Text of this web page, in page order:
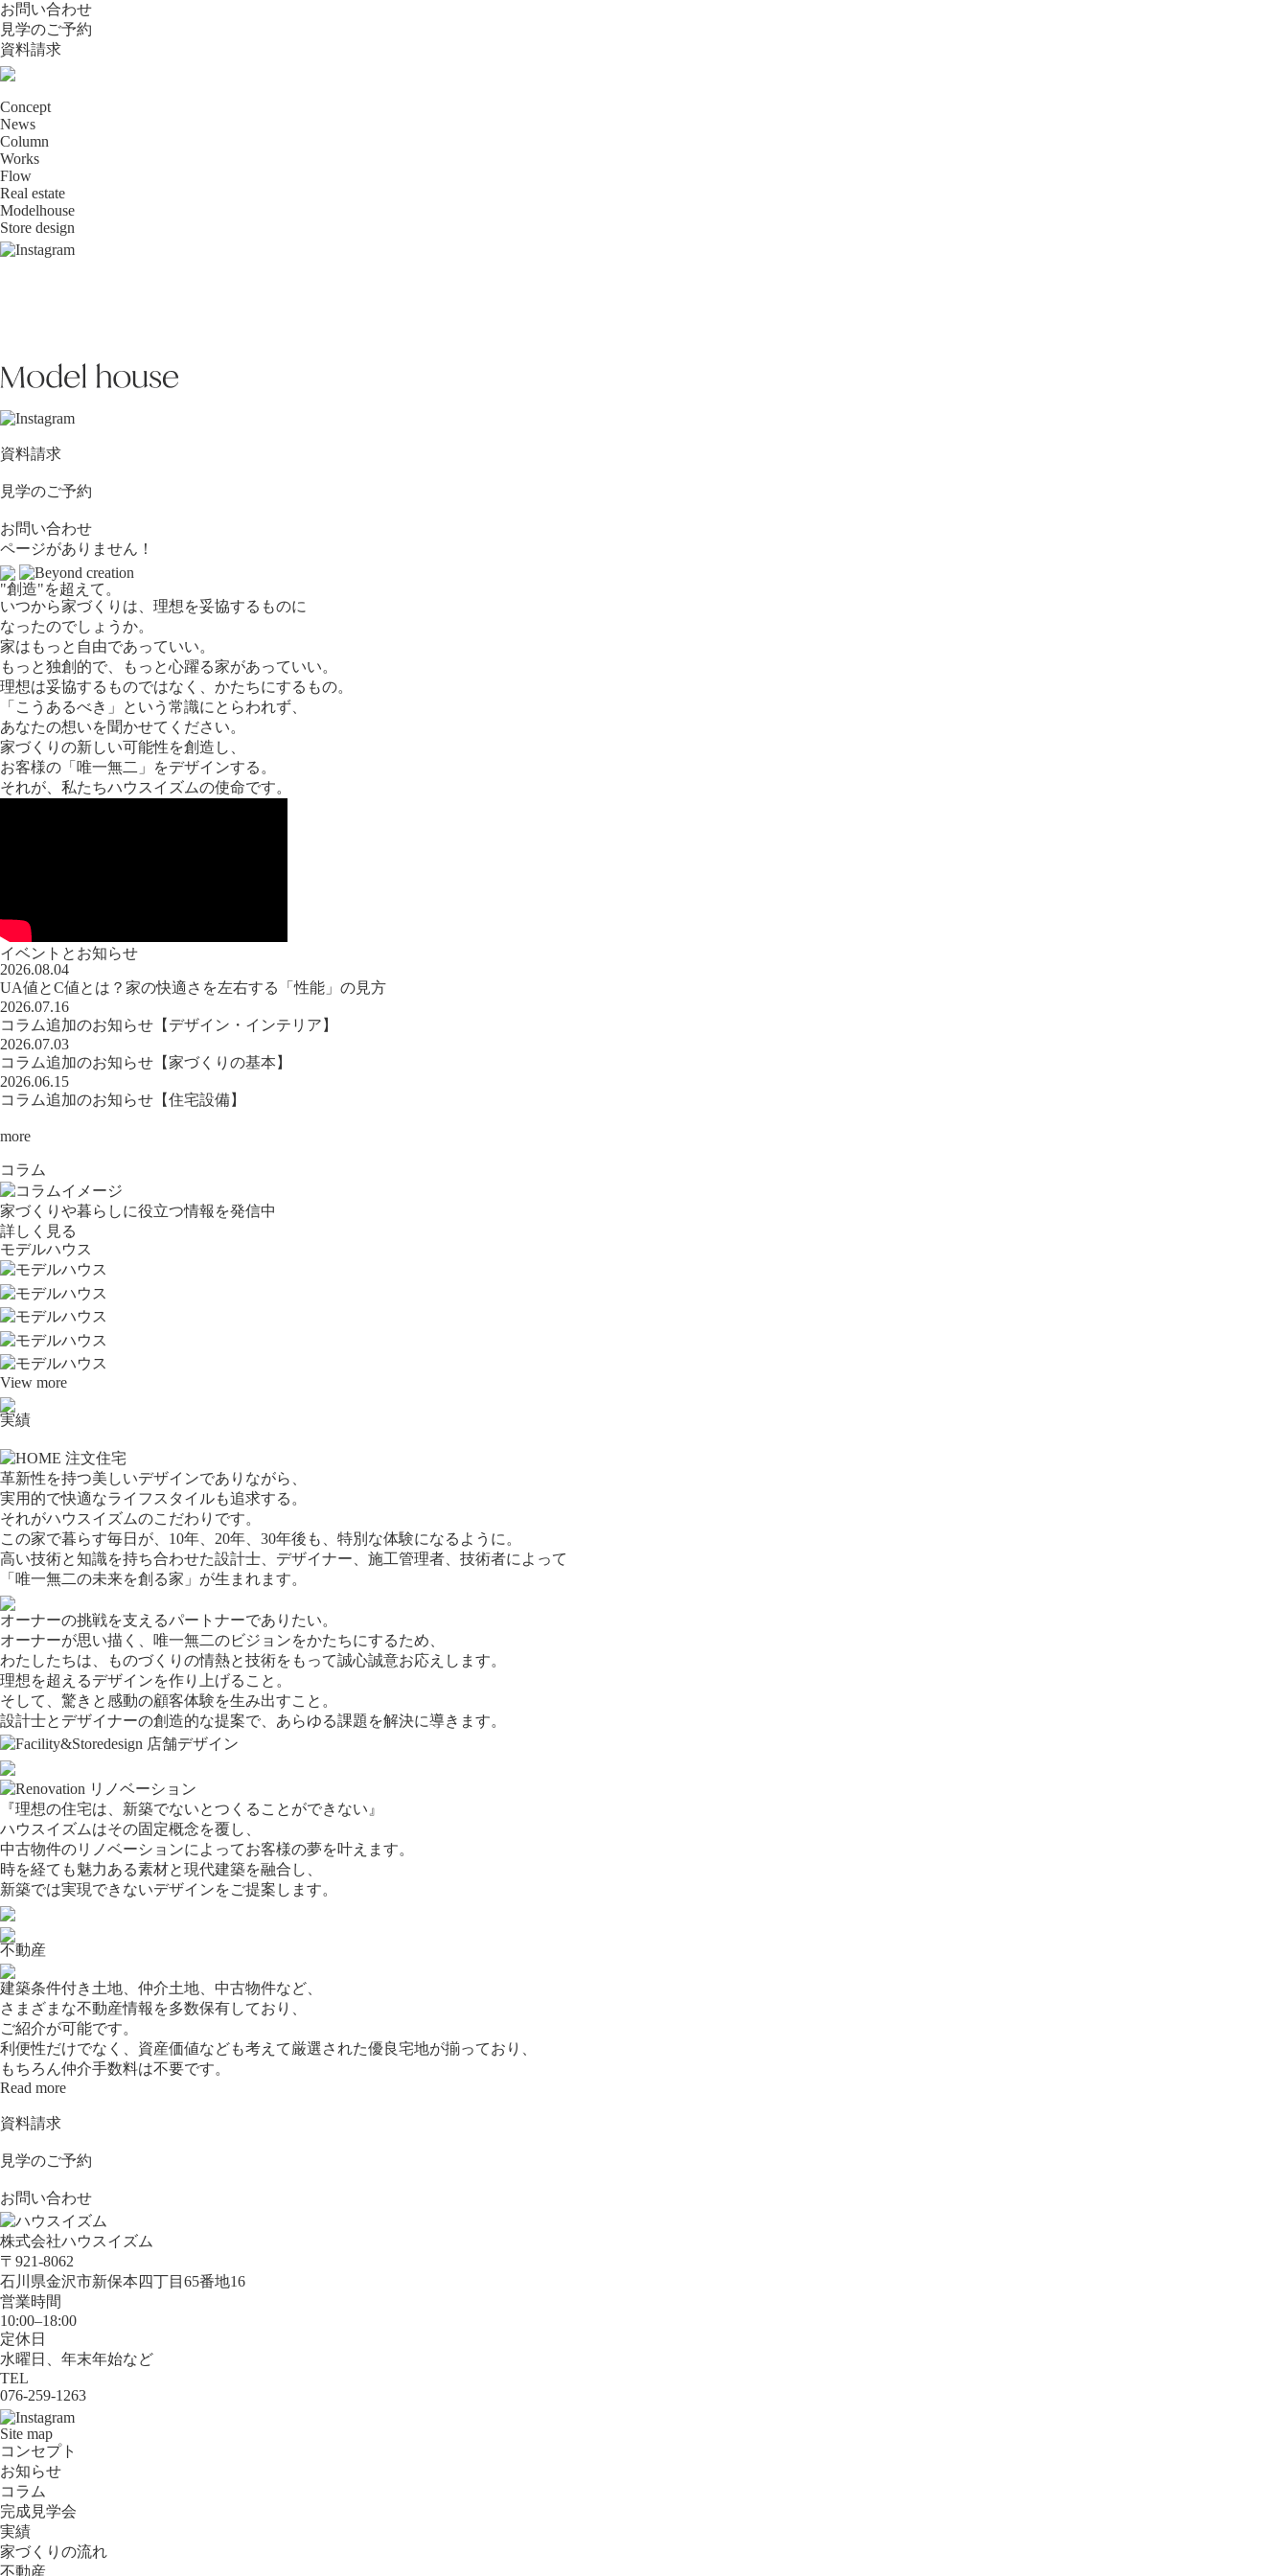
お問い合わせ
見学のご予約
資料請求
Concept
News
Column
Works
Flow
Real estate
Modelhouse
Store design
資料請求
見学のご予約
お問い合わせ
ページがありません！
"創造"を超えて。
いつから家づくりは、理想を妥協するものに
なったのでしょうか。
家はもっと自由であっていい。
もっと独創的で、もっと心躍る家があっていい。
理想は妥協するものではなく、かたちにするもの。
「こうあるべき」という常識にとらわれず、
あなたの想いを聞かせてください。
家づくりの新しい可能性を創造し、
お客様の「唯一無二」をデザインする。
それが、私たちハウスイズムの使命です。
イベントとお知らせ
2026.08.04
UA値とC値とは？家の快適さを左右する「性能」の見方
2026.07.16
コラム追加のお知らせ【デザイン・インテリア】
2026.07.03
コラム追加のお知らせ【家づくりの基本】
2026.06.15
コラム追加のお知らせ【住宅設備】
more
コラム
家づくりや暮らしに役立つ情報を発信中
詳しく見る
モデルハウス
View more
実績
革新性を持つ美しいデザインでありながら、
実用的で快適なライフスタイルも追求する。
それがハウスイズムのこだわりです。
この家で暮らす毎日が、10年、20年、30年後も、特別な体験になるように。
高い技術と知識を持ち合わせた設計士、デザイナー、施工管理者、技術者によって
「唯一無二の未来を創る家」が生まれます。
オーナーの挑戦を支えるパートナーでありたい。
オーナーが思い描く、唯一無二のビジョンをかたちにするため、
わたしたちは、ものづくりの情熱と技術をもって誠心誠意お応えします。
理想を超えるデザインを作り上げること。
そして、驚きと感動の顧客体験を生み出すこと。
設計士とデザイナーの創造的な提案で、あらゆる課題を解決に導きます。
『理想の住宅は、新築でないとつくることができない』
ハウスイズムはその固定概念を覆し、
中古物件のリノベーションによってお客様の夢を叶えます。
時を経ても魅力ある素材と現代建築を融合し、
新築では実現できないデザインをご提案します。
不動産
建築条件付き土地、仲介土地、中古物件など、
さまざまな不動産情報を多数保有しており、
ご紹介が可能です。
利便性だけでなく、資産価値なども考えて厳選された優良宅地が揃っており、
もちろん仲介手数料は不要です。
Read more
資料請求
見学のご予約
お問い合わせ
株式会社ハウスイズム
〒921-8062
石川県金沢市新保本四丁目65番地16
営業時間
10:00–18:00
定休日
水曜日、年末年始など
TEL
076-259-1263
Site map
コンセプト
お知らせ
コラム
完成見学会
実績
家づくりの流れ
不動産